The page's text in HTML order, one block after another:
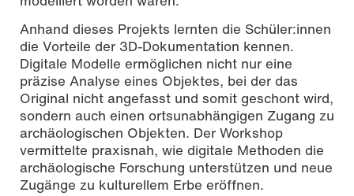
Anhand dieses Projekts lernten die Schüler:innen
die Vorteile der 3D-Dokumentation kennen.
Digitale Modelle ermöglichen nicht nur eine
präzise Analyse eines Objektes, bei der das
Original nicht angefasst und somit geschont wird,
sondern auch einen ortsunabhängigen Zugang zu
archäologischen Objekten. Der Workshop
vermittelte praxisnah, wie digitale Methoden die
archäologische Forschung unterstützen und neue
Zugänge zu kulturellem Erbe eröffnen.